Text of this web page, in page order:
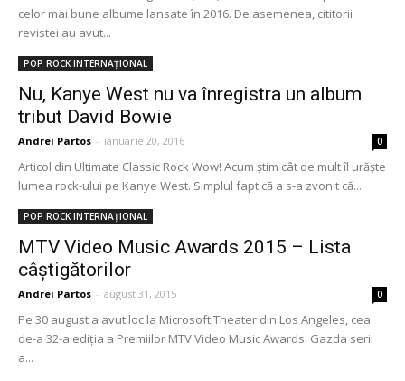
celor mai bune albume lansate în 2016. De asemenea, cititorii
revistei au avut...
POP ROCK INTERNAȚIONAL
Nu, Kanye West nu va înregistra un album
tribut David Bowie
Andrei Partos - ianuarie 20, 2016 0
Articol din Ultimate Classic Rock Wow! Acum știm cât de mult îl urăște
lumea rock-ului pe Kanye West. Simplul fapt că a s-a zvonit că...
POP ROCK INTERNAȚIONAL
MTV Video Music Awards 2015 – Lista
câștigătorilor
Andrei Partos - august 31, 2015 0
Pe 30 august a avut loc la Microsoft Theater din Los Angeles, cea
de-a 32-a ediția a Premiilor MTV Video Music Awards. Gazda serii
a...